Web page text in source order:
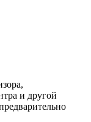
и другой